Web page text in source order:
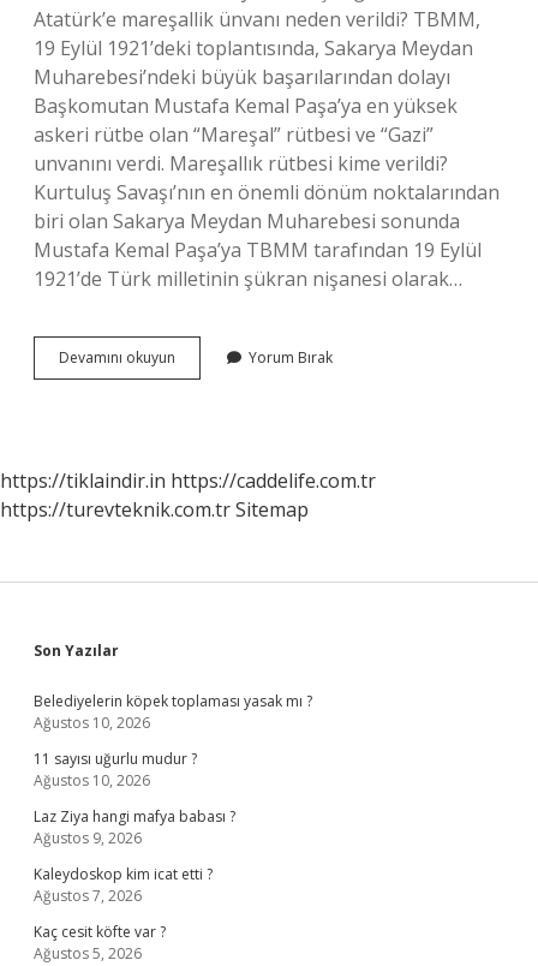
Atatürk’e mareşallik ünvanı neden verildi? TBMM,
19 Eylül 1921’deki toplantısında, Sakarya Meydan
Muharebesi’ndeki büyük başarılarından dolayı
Başkomutan Mustafa Kemal Paşa’ya en yüksek
askeri rütbe olan “Mareşal” rütbesi ve “Gazi”
unvanını verdi. Mareşallık rütbesi kime verildi?
Kurtuluş Savaşı’nın en önemli dönüm noktalarından
biri olan Sakarya Meydan Muharebesi sonunda
Mustafa Kemal Paşa’ya TBMM tarafından 19 Eylül
1921’de Türk milletinin şükran nişanesi olarak…
Devamını okuyun Mustafa
Kemal
Zaman
Verildi
Yorum Bırak
https://tiklaindir.in https://caddelife.com.tr
https://turevteknik.com.trSitemap
Sidebar
Son Yazılar
Belediyelerin köpek toplaması yasak mı ?
Ağustos 10, 2026
11 sayısı uğurlu mudur ?
Ağustos 10, 2026
Laz Ziya hangi mafya babası ?
Ağustos 9, 2026
Kaleydoskop kim icat etti ?
Ağustos 7, 2026
Kaç cesit köfte var ?
Ağustos 5, 2026